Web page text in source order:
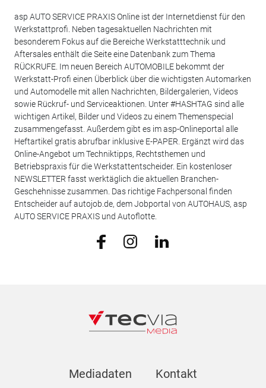
asp AUTO SERVICE PRAXIS Online ist der Internetdienst für den
Werkstattprofi. Neben tagesaktuellen Nachrichten mit
besonderem Fokus auf die Bereiche Werkstatttechnik und
Aftersales enthält die Seite eine Datenbank zum Thema
RÜCKRUFE. Im neuen Bereich AUTOMOBILE bekommt der
Werkstatt-Profi einen Überblick über die wichtigsten Automarken
und Automodelle mit allen Nachrichten, Bildergalerien, Videos
sowie Rückruf- und Serviceaktionen. Unter #HASHTAG sind alle
wichtigen Artikel, Bilder und Videos zu einem Themenspecial
zusammengefasst. Außerdem gibt es im asp-Onlineportal alle
Heftartikel gratis abrufbar inklusive E-PAPER. Ergänzt wird das
Online-Angebot um Techniktipps, Rechtsthemen und
Betriebspraxis für die Werkstattentscheider. Ein kostenloser
NEWSLETTER fasst werktäglich die aktuellen Branchen-
Geschehnisse zusammen. Das richtige Fachpersonal finden
Entscheider auf autojob.de, dem Jobportal von AUTOHAUS, asp
AUTO SERVICE PRAXIS und Autoflotte.
Mediadaten Kontakt